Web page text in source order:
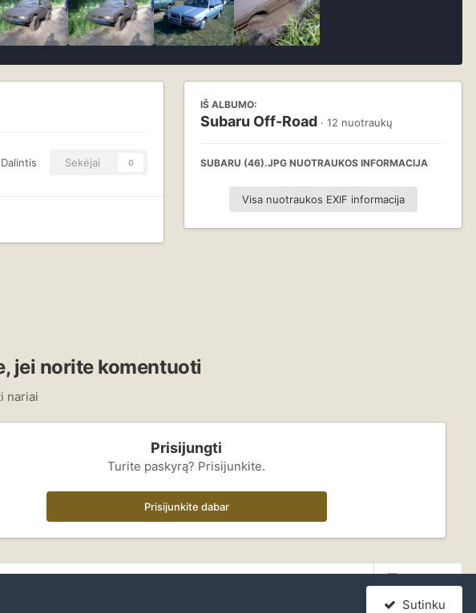
Dalintis Sekėjai 0
IŠ ALBUMO:
Subaru Off-Road · 12 nuotraukų
SUBARU (46).JPG NUOTRAUKOS INFORMACIJA
Visa nuotraukos EXIF informacija
jei norite komentuoti
nariai
Prisijungti
Turite paskyrą? Prisijunkite.
Prisijunkite dabar
Visa veikla
Sutinku